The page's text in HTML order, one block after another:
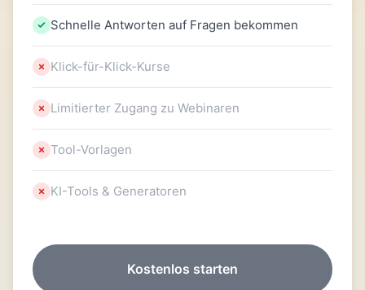
Schnelle Antworten auf Fragen bekommen
Klick-für-Klick-Kurse
Limitierter Zugang zu Webinaren
Tool-Vorlagen
KI-Tools & Generatoren
Kostenlos starten